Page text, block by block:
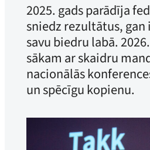
2025. gads parādīja
sniedz rezultātus, gan
savu biedru labā.
sākam ar skaidru
nacionālās
un spēcīgu kopienu.